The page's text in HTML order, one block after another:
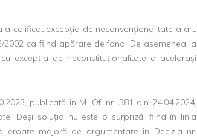
a calificat excepția de neconvenționalitate a art.
2002 ca fiind apărare de fond. De asemenea, a
excepția de neconstituționalitate a acelorași
publicată în M. Of. nr. 381 din 24.04.2024,
Deși soluția nu este o surpriză, fiind în linia
eroare majoră de argumentare în Decizia nr.